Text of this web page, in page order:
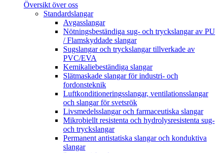
Översikt över oss
Standardslangar
Avgasslangar
Nötningsbeständiga sug- och tryckslangar av PU
/ Flamskyddade slangar
Sugslangar och tryckslangar tillverkade av
PVC/EVA
Kemikaliebeständiga slangar
Slätmaskade slangar för industri- och
fordonsteknik
Luftkonditioneringsslangar, ventilationsslangar
och slangar för svetsrök
Livsmedelsslangar och farmaceutiska slangar
Mikrobiellt resistenta och hydrolysresistenta sug-
och tryckslangar
Permanent antistatiska slangar och konduktiva
slangar